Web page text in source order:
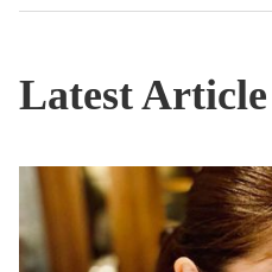
Latest Article